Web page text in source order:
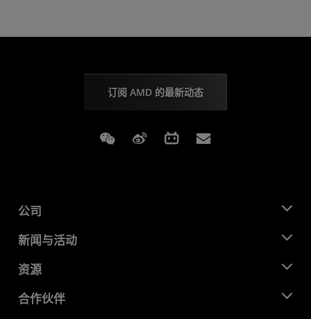
订阅 AMD 的最新动态
Weixin Weibo Bilibili
公司
关于 AMD
企业责任
就业机会
联系我们
新闻与活动
新闻中心
媒体库
资源
开发中心
合作伙伴